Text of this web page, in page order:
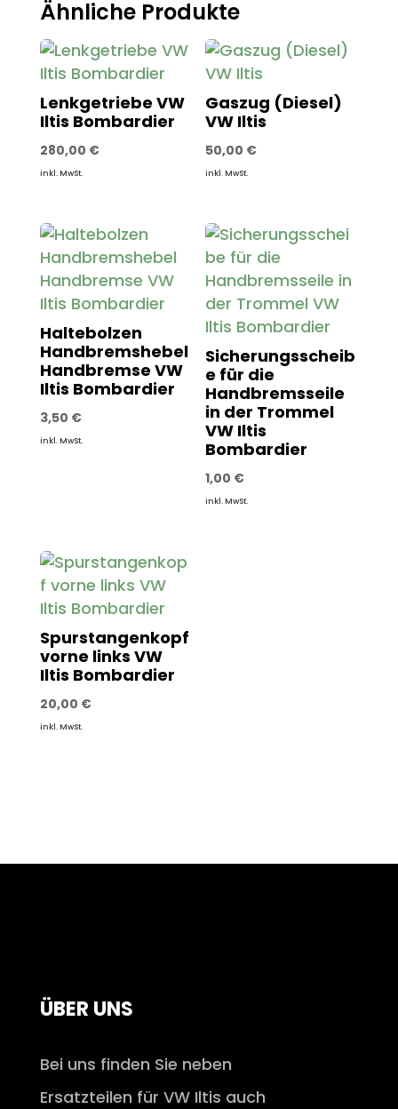
Ähnliche Produkte
Lenkgetriebe VW
Iltis Bombardier
280,00 €
inkl. MwSt.
Gaszug (Diesel)
VW Iltis
50,00 €
inkl. MwSt.
Haltebolzen
Handbremshebel
Handbremse VW
Iltis Bombardier
3,50 €
inkl. MwSt.
Sicherungsscheib
e für die
Handbremsseile
in der Trommel
VW Iltis
Bombardier
1,00 €
inkl. MwSt.
Spurstangenkopf
vorne links VW
Iltis Bombardier
20,00 €
inkl. MwSt.
ÜBER UNS
Bei uns finden Sie neben
Ersatzteilen für VW Iltis auch